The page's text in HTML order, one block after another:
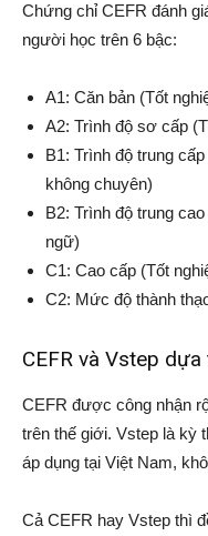
Chứng chỉ CEFR đánh
người học trên 6 bậc:
A1: Căn bản (Tốt
A2: Trình độ sơ cấp
B1: Trình độ trung
không chuyên)
B2: Trình độ trung
ngữ)
C1: Cao cấp (Tốt
C2: Mức độ thành
CEFR và Vstep
CEFR được công nhận
trên thế giới. Vstep là kỳ
áp dụng tại Việt Nam,
Cả CEFR hay Vstep thì